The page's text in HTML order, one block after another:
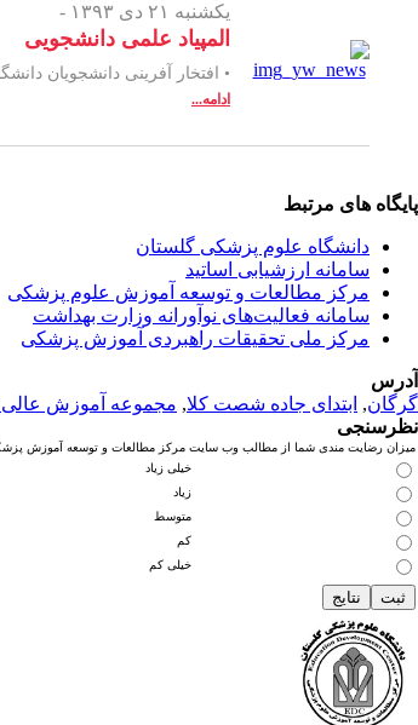
یکشنبه ۲۱ دی ۱۳۹۳ -
المپیاد علمی دانشجویی
• افتخار آفرینی دانشجویان
ادامه...
پایگاه های مرتبط
دانشگاه علوم پزشکی گلستان
سامانه ارزشیابی اساتید
مرکز مطالعات و توسعه آموزش علوم پزشکی
سامانه فعالیت‌های نوآورانه وزارت بهداشت
مرکز ملی تحقیقات راهبردی آموزش پزشکی
آدرس
گرگان, ابتدای جاده شصت کلا, مجموعه آموزش
نظرسنجی
میزان رضایت مندی شما از مطالب وب سایت مرکز مطالعات و توسعه آموزش
خیلی زیاد
زیاد
متوسط
کم
خیلی کم